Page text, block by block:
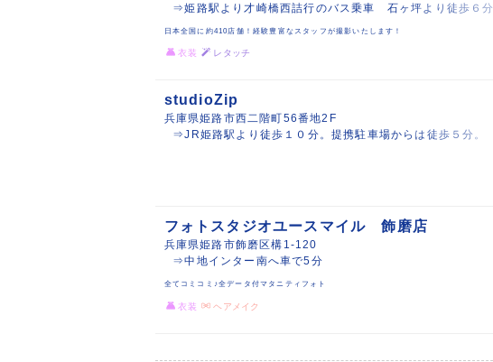
⇒姫路駅より才崎橋西詰行のバス乗車 石ヶ坪より徒歩６分
日本全国に約410店舗！経験豊富なスタッフが撮影いたします！
衣装 レタッチ
studioZip
兵庫県姫路市西二階町56番地2F
⇒JR姫路駅より徒歩１０分。提携駐車場からは徒歩５分。
フォトスタジオユースマイル 飾磨店
兵庫県姫路市飾磨区構1-120
⇒中地インター南へ車で5分
全てコミコミ♪全データ付マタニティフォト
衣装 ヘアメイク